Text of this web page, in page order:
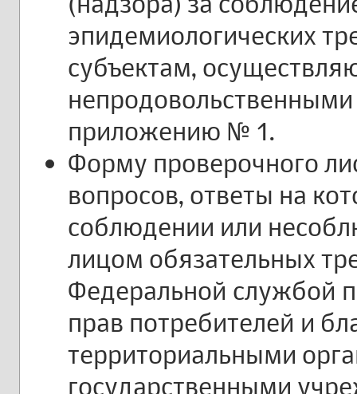
эпидемиологических
субъектам,
приложению № 1.
Форму проверочного
вопросов, ответы на
соблюдении или
лицом обязательных
Федеральной службой
прав потребителей и
территориальными
государственными